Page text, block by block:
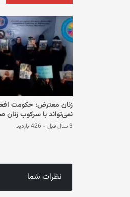
زنان معترض: حکومت
نمی‌تواند با سرکوب زنان
عدالت‌خواهی را خاموش
3 سال قبل - 426 بازدید
نظرات شما